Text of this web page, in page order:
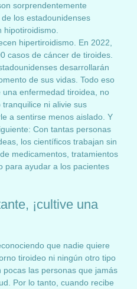
sorprendentemente
los estadounidenses
hipertiroidismo. En 2022,
casos de cáncer de tiroides.
desarrollarán
de sus vidas. Todo eso
enfermedad tiroidea, no
ni alivie sus
a sentirse menos aislado. Y
Con tantas personas
los científicos trabajan sin
medicamentos, tratamientos
para ayudar a los pacientes
¡cultive una
que nadie quiere
tiroideo ni ningún otro tipo
las personas que jamás
Por lo tanto, cuando recibe